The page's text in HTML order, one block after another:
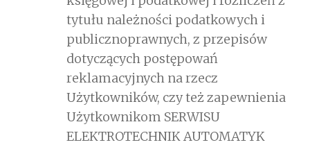
tytułu należności podatkowych i
publicznoprawnych, z przepisów
dotyczących postępowań
reklamacyjnych na rzecz
Użytkowników, czy też zapewnienia
Użytkownikom SERWISU
ELEKTROTECHNIK AUTOMATYK